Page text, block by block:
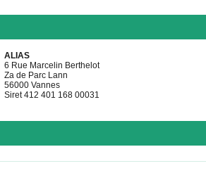
ALIAS
6 Rue Marcelin Berthelot
Za de Parc Lann
56000 Vannes
Siret 412 401 168 00031